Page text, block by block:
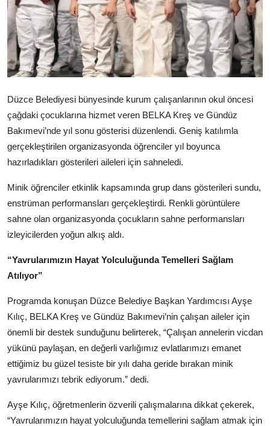
Belediye
Sağlık
SON DAKİKA
Asayiş
Köşe Yazısı
Dernek
Galeri
Gastronomi
E-GAZETE
Düzce Belediyesi bünyesinde kurum çalışanlarının okul öncesi
çağdaki çocuklarına hizmet veren BELKA Kreş ve Gündüz
Bakımevi’nde yıl sonu gösterisi düzenlendi. Geniş katılımla
gerçekleştirilen organizasyonda öğrenciler yıl boyunca
hazırladıkları gösterileri aileleri için sahneledi.
Minik öğrenciler etkinlik kapsamında grup dans gösterileri sundu,
enstrüman performansları gerçekleştirdi. Renkli görüntülere
sahne olan organizasyonda çocukların sahne performansları
izleyicilerden yoğun alkış aldı.
“Yavrularımızın Hayat Yolculuğunda Temelleri Sağlam
Atılıyor”
Programda konuşan Düzce Belediye Başkan Yardımcısı Ayşe
Kılıç, BELKA Kreş ve Gündüz Bakımevi’nin çalışan aileler için
önemli bir destek sunduğunu belirterek, “Çalışan annelerin vicdan
yükünü paylaşan, en değerli varlığımız evlatlarımızı emanet
ettiğimiz bu güzel tesiste bir yılı daha geride bırakan minik
yavrularımızı tebrik ediyorum.” dedi.
Ayşe Kılıç, öğretmenlerin özverili çalışmalarına dikkat çekerek,
“Yavrularımızın hayat yolculuğunda temellerini sağlam atmak için